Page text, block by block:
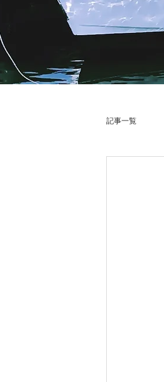
記事一覧